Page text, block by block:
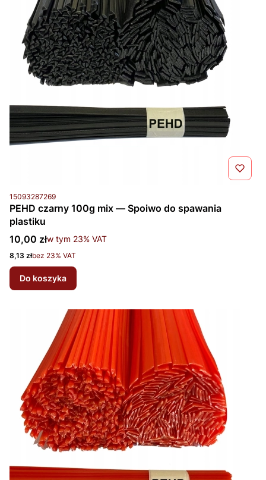
Kod produktu
15093287269
PEHD czarny 100g mix — Spoiwo do spawania
plastiku
Cena brutto
10,00 złw tym %s VAT
w tym 23% VAT
Cena netto
8,13 złbez 23% VAT
Do koszyka